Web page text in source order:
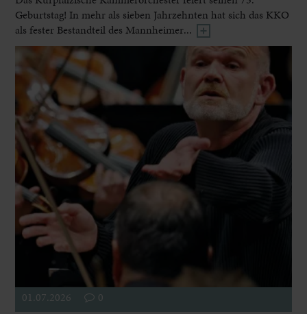
Geburtstag! In mehr als sieben Jahrzehnten hat sich das KKO
als fester Bestandteil des Mannheimer...
01.07.2026 0